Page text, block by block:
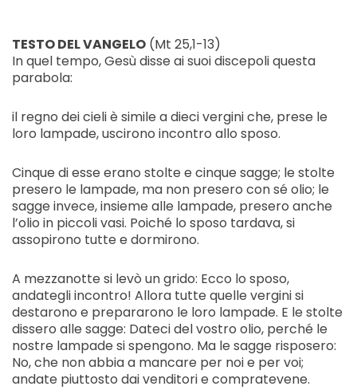
TESTO DEL VANGELO (Mt 25,1-13)
In quel tempo, Gesù disse ai suoi discepoli questa
parabola:
il regno dei cieli è simile a dieci vergini che, prese le
loro lampade, uscirono incontro allo sposo.
Cinque di esse erano stolte e cinque sagge; le stolte
presero le lampade, ma non presero con sé olio; le
sagge invece, insieme alle lampade, presero anche
l’olio in piccoli vasi. Poiché lo sposo tardava, si
assopirono tutte e dormirono.
A mezzanotte si levò un grido: Ecco lo sposo,
andategli incontro! Allora tutte quelle vergini si
destarono e prepararono le loro lampade. E le stolte
dissero alle sagge: Dateci del vostro olio, perché le
nostre lampade si spengono. Ma le sagge risposero:
No, che non abbia a mancare per noi e per voi;
andate piuttosto dai venditori e compratevene.